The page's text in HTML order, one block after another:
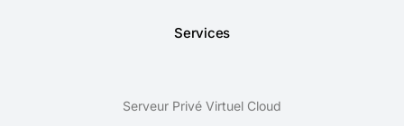
Services
Serveur Privé Virtuel Cloud